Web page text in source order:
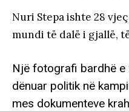
Nuri Stepa ishte 28
mundi të dalë i gjallë,
Një fotografi bardhë e
dënuar politik në
mes dokumenteve